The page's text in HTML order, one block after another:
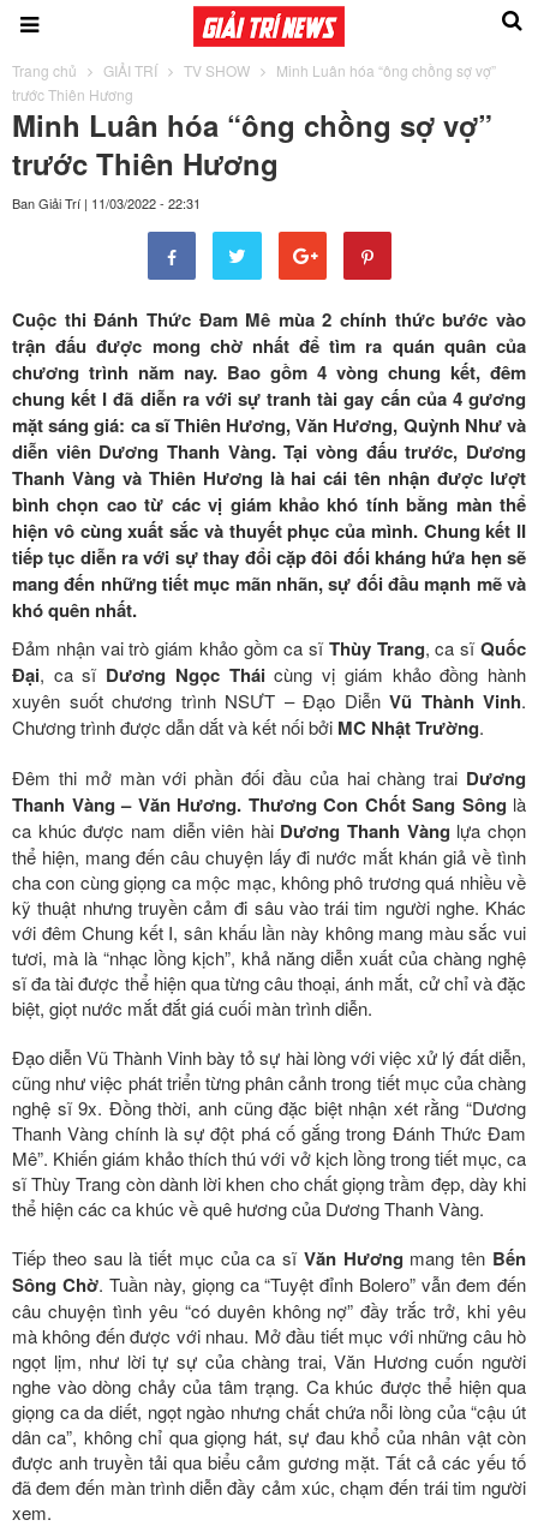
Trang chủ GIẢI TRÍ TV SHOW
Minh Luân hóa “ông chồng sợ vợ”
trước Thiên Hương
Minh Luân hóa “ông chồng sợ vợ”
trước Thiên Hương
Ban Giải Trí | 11/03/2022 - 22:31
Cuộc thi Đánh Thức Đam Mê mùa 2 chính thức bước vào
trận đấu được mong chờ nhất để tìm ra quán quân của
chương trình năm nay. Bao gồm 4 vòng chung kết, đêm
chung kết I đã diễn ra với sự tranh tài gay cấn của 4 gương
mặt sáng giá: ca sĩ Thiên Hương, Văn Hương, Quỳnh Như và
diễn viên Dương Thanh Vàng. Tại vòng đấu trước, Dương
Thanh Vàng và Thiên Hương là hai cái tên nhận được lượt
bình chọn cao từ các vị giám khảo khó tính bằng màn thể
hiện vô cùng xuất sắc và thuyết phục của mình. Chung kết II
tiếp tục diễn ra với sự thay đổi cặp đôi đối kháng hứa hẹn sẽ
mang đến những tiết mục mãn nhãn, sự đối đầu mạnh mẽ và
khó quên nhất.
Đảm nhận vai trò giám khảo gồm ca sĩThùy Trang, ca sĩQuốc
Đại, ca sĩ Dương Ngọc Tháicùng vị giám khảo đồng hành
xuyên suốt chương trình NSƯT – Đạo Diễn Vũ Thành Vinh.
Chương trình được dẫn dắt và kết nối bởi MC Nhật Trường.
Đêm thi mở màn với phần đối đầu của hai chàng trai Dương
Thanh Vàng – Văn Hương. Thương Con Chốt Sang Sông là
ca khúc được nam diễn viên hài Dương Thanh Vàng lựa chọn
thể hiện, mang đến câu chuyện lấy đi nước mắt khán giả về tình
cha con cùng giọng ca mộc mạc, không phô trương quá nhiều về
kỹ thuật nhưng truyền cảm đi sâu vào trái tim người nghe. Khác
với đêm Chung kết I, sân khấu lần này không mang màu sắc vui
tươi, mà là “nhạc lồng kịch”, khả năng diễn xuất của chàng nghệ
sĩ đa tài được thể hiện qua từng câu thoại, ánh mắt, cử chỉ và đặc
biệt, giọt nước mắt đắt giá cuối màn trình diễn.
Đạo diễn Vũ Thành Vinh bày tỏ sự hài lòng với việc xử lý đất diễn,
cũng như việc phát triển từng phân cảnh trong tiết mục của chàng
nghệ sĩ 9x. Đồng thời, anh cũng đặc biệt nhận xét rằng “Dương
Thanh Vàng chính là sự đột phá cố gắng trong Đánh Thức Đam
Mê”. Khiến giám khảo thích thú với vở kịch lồng trong tiết mục, ca
sĩ Thùy Trang còn dành lời khen cho chất giọng trầm đẹp, dày khi
thể hiện các ca khúc về quê hương của Dương Thanh Vàng.
Tiếp theo sau là tiết mục của ca sĩ Văn Hương mang tên Bến
Sông Chờ. Tuần này, giọng ca “Tuyệt đỉnh Bolero” vẫn đem đến
câu chuyện tình yêu “có duyên không nợ” đầy trắc trở, khi yêu
mà không đến được với nhau. Mở đầu tiết mục với những câu hò
ngọt lịm, như lời tự sự của chàng trai, Văn Hương cuốn người
nghe vào dòng chảy của tâm trạng. Ca khúc được thể hiện qua
giọng ca da diết, ngọt ngào nhưng chất chứa nỗi lòng của “cậu út
dân ca”, không chỉ qua giọng hát, sự đau khổ của nhân vật còn
được anh truyền tải qua biểu cảm gương mặt. Tất cả các yếu tố
đã đem đến màn trình diễn đầy cảm xúc, chạm đến trái tim người
xem.